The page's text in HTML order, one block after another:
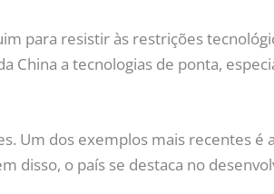
para resistir às restrições
China a tecnologias de ponta,
Um dos exemplos mais recentes
disso, o país se destaca no